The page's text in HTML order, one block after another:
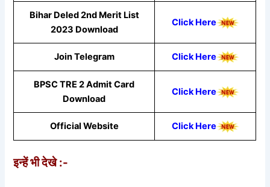
Bihar Deled 2nd Merit List
2023 Download
Click Here
Join Telegram Click Here
BPSC TRE 2 Admit Card
Download
Click Here
Official Website Click Here
इन्हें भी देखे :-